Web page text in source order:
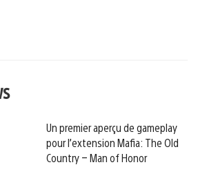
Un premier aperçu de gameplay
pour l’extension Mafia: The Old
Country – Man of Honor